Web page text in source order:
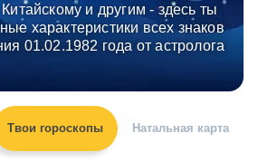
и другим - здесь ты
характеристики всех знаков
01.02.1982 года от астролога
Твои гороскопы Натальная карта